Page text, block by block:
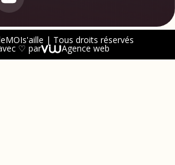
| Tous droits réservés
♡ par Agence web